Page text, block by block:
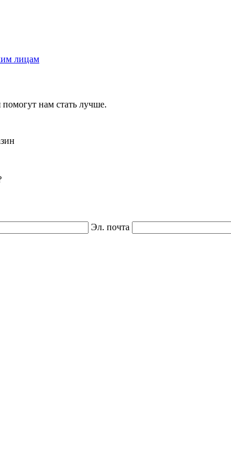
лицам
нам стать лучше.
Эл. почта